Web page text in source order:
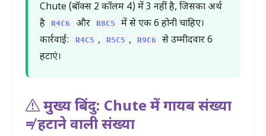
Chute (बॉक्स 2 कॉलम 4) में3 नहीं है, जिसका अर्थ
है
R4C6 और R8C5 में से एक6 होनी चाहिए।
कार्रवाई:
R4C5 , R5C5 , R9C6 से उम्मीदवार6
हटाएं।
मुख्य बिंदु: Chute में गायब संख्या
≠ हटाने वाली संख्या